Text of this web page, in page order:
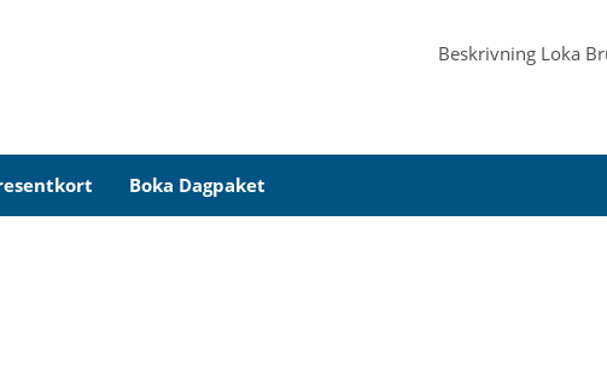
Boka Dagpaket
Beskrivning Loka